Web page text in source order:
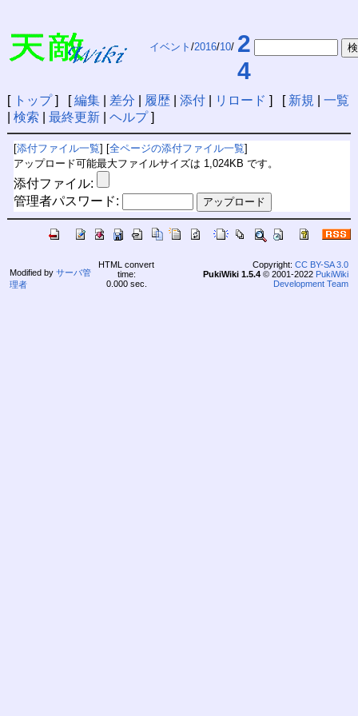
イベント /2016/10/ 2
4
[ トップ] [編集| 差分 履歴| 添付| リロード ] [ 新規
一覧
検索 最終更新| ヘルプ]
[添付ファイル一覧] [全ページの添付ファイル一覧]
アップロード可能最大ファイルサイズは 1,024KB です。
添付ファイル:
管理者パスワード:
Modified by サーバ管
理者
HTML convert
time:
0.000 sec.
Copyright: CC BY-SA 3.0
PukiWiki 1.5.4© 2001-2022 PukiWiki
Development Team